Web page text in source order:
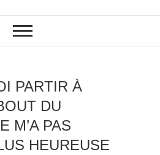
PARTIR À
DU
M’A PAS
HEUREUSE